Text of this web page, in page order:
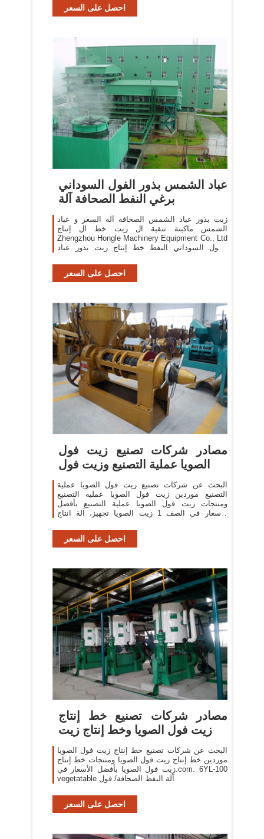
احصل على السعر
عباد الشمس بذور الفول السوداني
برغي النفط الصحافة آلة
زيت بذور عباد الشمس الصحافة آلة السعر و عباد
الشمس ماكينة تنقية ال زيت خط ال إنتاج
Zhengzhou Hongle Machinery Equipment Co., Ltd
الفول السوداني النفط خط إنتاج زيت بذور عباد
احصل على السعر
مصادر شركات تصنيع زيت فول
الصويا عملية التصنيع وزيت فول
البحث عن شركات تصنيع زيت فول الصويا عملية
التصنيع موردين زيت فول الصويا عملية التصنيع
ومنتجات زيت فول الصويا عملية التصنيع بأفضل
الأسعار في الصف 1 زيت الصويا تجهيز، آلة انتاج
احصل على السعر
مصادر شركات تصنيع خط إنتاج
زيت فول الصويا وخط إنتاج زيت
البحث عن شركات تصنيع خط إنتاج زيت فول الصويا
موردين خط إنتاج زيت فول الصويا ومنتجات خط إنتاج
زيت فول الصويا بأفضل الأسعار في.com. 6YL-100
vegetatable آلة النفط الصحافة/ فول
احصل على السعر